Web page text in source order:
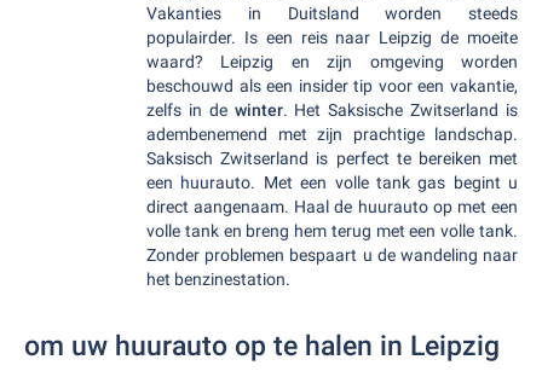
Vakanties in Duitsland worden steeds
populairder. Is een reis naar Leipzig de moeite
waard? Leipzig en zijn omgeving worden
beschouwd als een insider tip voor een vakantie,
zelfs in de winter. Het Saksische Zwitserland is
adembenemend met zijn prachtige landschap.
Saksisch Zwitserland is perfect te bereiken met
een huurauto. Met een volle tank gas begint u
direct aangenaam. Haal de huurauto op met een
volle tank en breng hem terug met een volle tank.
Zonder problemen bespaart u de wandeling naar
het benzinestation.
om uw huurauto op te halen in Leipzig